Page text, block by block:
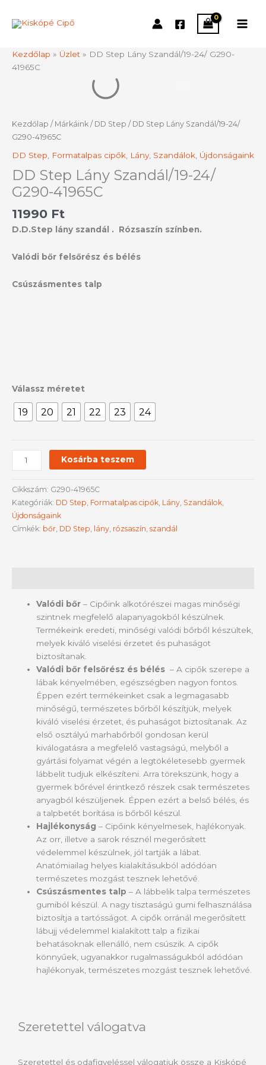
Kezdőlap » Üzlet » DD Step Lány Szandál/19-24/ G290-
41965C
Kezdőlap / Márkáink / DD Step / DD Step Lány Szandál/19-24/
G290-41965C
DD Step Formatalpas cipők Lány, Szandálok Újdonságaink
DD Step Lány Szandál/19-24/
G290-41965C
11990 Ft
D.D.Step lány szandál . Rózsaszín színben.
Valódi bőr felsőrész és bélés
Csúszásmentes talp
Válassz méretet
19 20 21 22 23 24
Szandál/19-
41965C
mennyiség
Kosárba teszem
Cikkszám: G290-41965C
Kategóriák: DD Step Formatalpas cipők Lány Szandálok
Újdonságaink
Címkék: bőr DD Step lány rózsaszín szandál
Valódi bőr– Cipőink alkotórészei magas minőségi
szintnek megfelelő alapanyagokból készülnek.
Termékeink eredeti, minőségi valódi bőrből készültek,
melyek kiváló viselési érzetet és puhaságot
biztosítanak.
Valódi bőr felsőrész és bélés– A cipők szerepe a
lábak kényelmében, egészségben nagyon fontos.
Éppen ezért termékeinket csak a legmagasabb
minőségű, természetes bőrből készítjük, melyek
kiváló viselési érzetet, és puhaságot biztosítanak. Az
első osztályú marhabőrből gondosan kerül
kiválogatásra a megfelelő vastagságú, melyből a
gyártási folyamat végén a legtökéletesebb gyermek
lábbelit tudjuk elkészíteni. Arra törekszünk, hogy a
gyermek bőrével érintkező részek csak természetes
anyagból készüljenek. Éppen ezért a belső bélés, és
a talpbetét borítása is bőrből készül.
Hajlékonyság– Cipőink kényelmesek, hajlékonyak.
Az orr, illetve a sarok résznél megerősített
védelemmel készülnek, jól tartják a lábat.
Anatómiailag helyes kialakításukból adódóan
természetes mozgást tesznek lehetővé.
Csúszásmentes talp– A lábbelik talpa természetes
gumiból készül. A nagy tisztaságú gumi felhasználása
biztosítja a tartósságot. A cipők orránál megerősített
lábujj védelemmel kialakított talp a fizikai
behatásoknak ellenálló, nem csúszik. A cipők
könnyűek, ugyanakkor rugalmasságukból adódóan
hajlékonyak, természetes mozgást tesznek lehetővé.
Szeretettel válogatva
Szeretettel és odafigyeléssel válogatjuk össze a Kiskópé